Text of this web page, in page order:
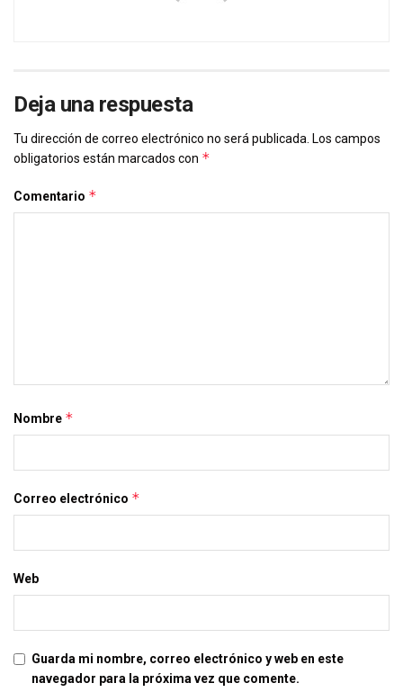
Deja una respuesta
Tu dirección de correo electrónico no será publicada. Los campos
obligatorios están marcados con *
Comentario *
Nombre *
Correo electrónico *
Web
Guarda mi nombre, correo electrónico y web en este
navegador para la próxima vez que comente.